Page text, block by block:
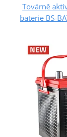
Továrně
baterie BS-